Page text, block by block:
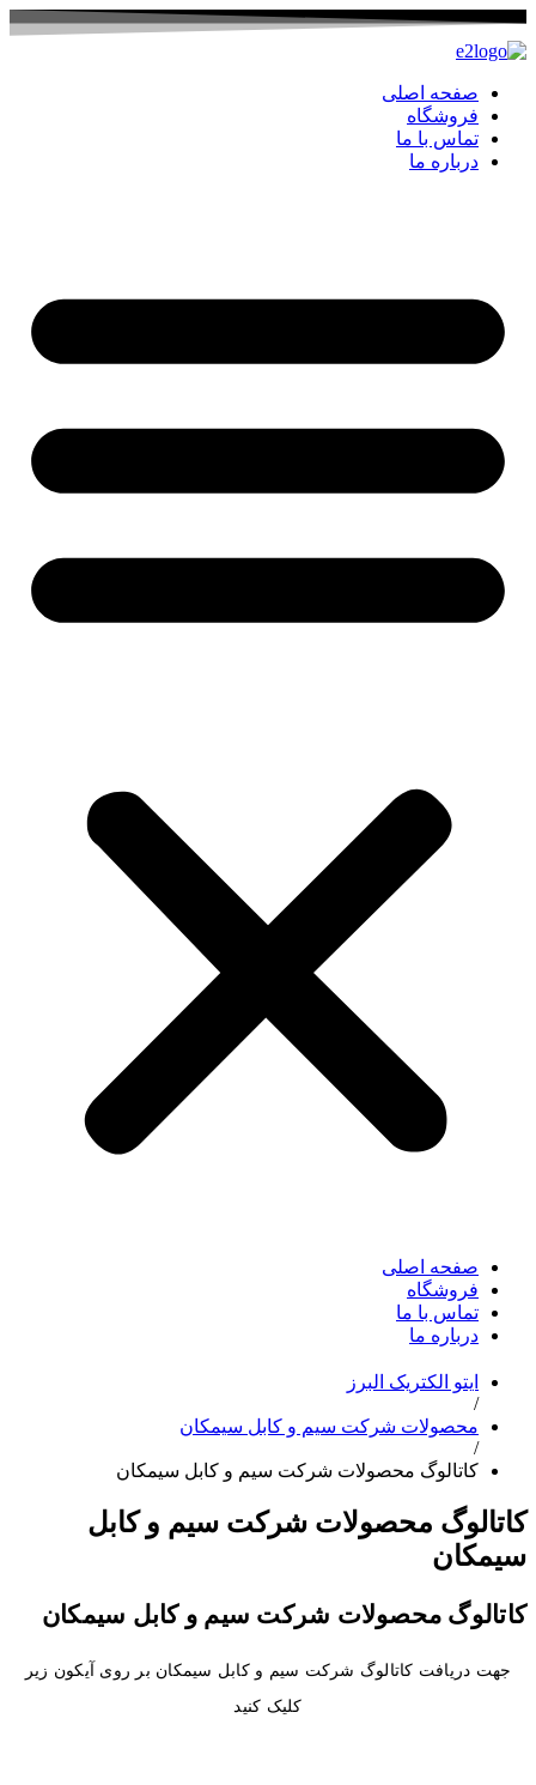
صفحه اصلی
فروشگاه
تماس با ما
درباره ما
صفحه اصلی
فروشگاه
تماس با ما
درباره ما
ایتو الکتریک البرز
/
محصولات شرکت سیم و کابل سیمکان
/
کاتالوگ محصولات شرکت سیم و کابل سیمکان
کاتالوگ محصولات شرکت سیم و کابل
سیمکان
کاتالوگ محصولات شرکت سیم و کابل سیمکان
جهت دریافت کاتالوگ شرکت سیم و کابل سیمکان بر روی آیکون زیر
کلیک کنید